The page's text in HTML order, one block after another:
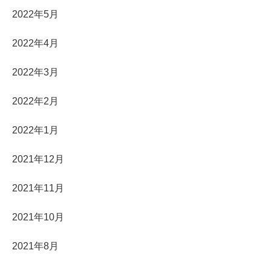
2022年5月
2022年4月
2022年3月
2022年2月
2022年1月
2021年12月
2021年11月
2021年10月
2021年8月